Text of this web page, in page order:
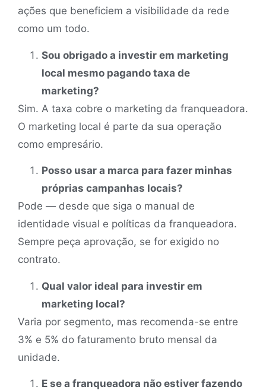
ações que beneficiem a visibilidade da rede
como um todo.
Sou obrigado a investir em marketing
local mesmo pagando taxa de
marketing?
Sim. A taxa cobre o marketing da franqueadora.
O marketing local é parte da sua operação
como empresário.
Posso usar a marca para fazer minhas
próprias campanhas locais?
Pode — desde que siga o manual de
identidade visual e políticas da franqueadora.
Sempre peça aprovação, se for exigido no
contrato.
Qual valor ideal para investir em
marketing local?
Varia por segmento, mas recomenda-se entre
3% e 5% do faturamento bruto mensal da
unidade.
E se a franqueadora não estiver fazendo